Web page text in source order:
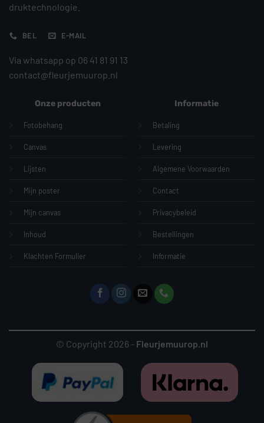
druktechnologie.
BEL E-MAIL
Via whatsapp op 06 41 81 91 13
contact@fleurjemuurop.nl
Onze producten
Fotobehang
Canvas
Lijsten
Mijn poster
Mijn canvas
Inhoud
Klachten Formulier
Informatie
Betaling
Levering
Algemene Voorwaarden
Contact
Privacybeleid
Bestellingen
Informatie
© Copyright 2026 - Fleurjemuurop.nl